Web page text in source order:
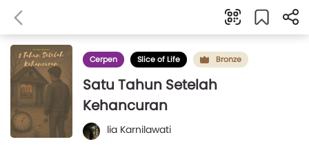
Cerpen Slice of Life Bronze
Satu Tahun Setelah
Kehancuran
lia Karnilawati